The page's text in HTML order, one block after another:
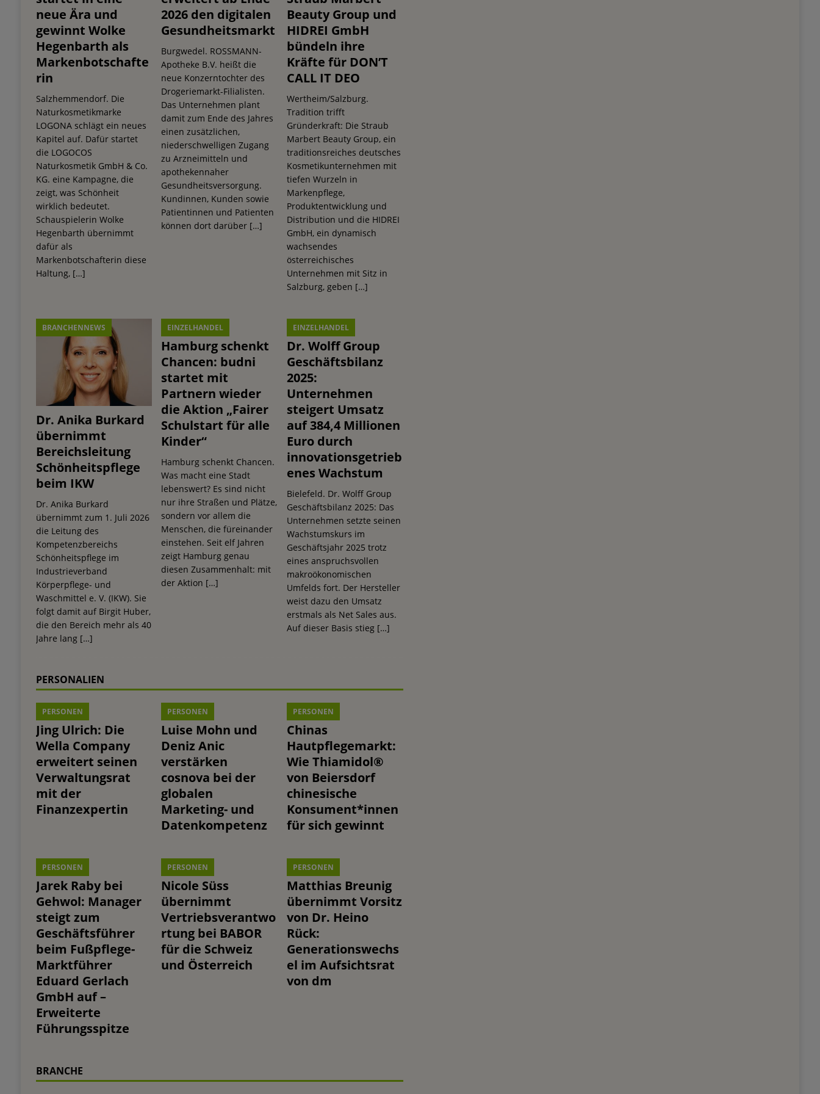
neue Ära und
gewinnt Wolke
Hegenbarth als
Markenbotschafte
rin
Salzhemmendorf. Die
Naturkosmetikmarke
LOGONA schlägt ein neues
Kapitel auf. Dafür startet
die LOGOCOS
Naturkosmetik GmbH & Co.
KG. eine Kampagne, die
zeigt, was Schönheit
wirklich bedeutet.
Schauspielerin Wolke
Hegenbarth übernimmt
dafür als
Markenbotschafterin diese
Haltung, […]
2026 den digitalen
Gesundheitsmarkt
Burgwedel. ROSSMANN-
Apotheke B.V. heißt die
neue Konzerntochter des
Drogeriemarkt-Filialisten.
Das Unternehmen plant
damit zum Ende des Jahres
einen zusätzlichen,
niederschwelligen Zugang
zu Arzneimitteln und
apothekennaher
Gesundheitsversorgung.
Kundinnen, Kunden sowie
Patientinnen und Patienten
können dort darüber […]
Beauty Group und
HIDREI GmbH
bündeln ihre
Kräfte für DON’T
CALL IT DEO
Wertheim/Salzburg.
Tradition trifft
Gründerkraft: Die Straub
Marbert Beauty Group, ein
traditionsreiches deutsches
Kosmetikunternehmen mit
tiefen Wurzeln in
Markenpflege,
Produktentwicklung und
Distribution und die HIDREI
GmbH, ein dynamisch
wachsendes
österreichisches
Unternehmen mit Sitz in
Salzburg, geben […]
BRANCHENNEWS
Dr. Anika Burkard
übernimmt
Bereichsleitung
Schönheitspflege
beim IKW
Dr. Anika Burkard
übernimmt zum 1. Juli 2026
die Leitung des
Kompetenzbereichs
Schönheitspflege im
Industrieverband
Körperpflege- und
Waschmittel e. V. (IKW). Sie
folgt damit auf Birgit Huber,
die den Bereich mehr als 40
Jahre lang […]
EINZELHANDEL
Hamburg schenkt
Chancen: budni
startet mit
Partnern wieder
die Aktion „Fairer
Schulstart für alle
Kinder“
Hamburg schenkt Chancen.
Was macht eine Stadt
lebenswert? Es sind nicht
nur ihre Straßen und Plätze,
sondern vor allem die
Menschen, die füreinander
einstehen. Seit elf Jahren
zeigt Hamburg genau
diesen Zusammenhalt: mit
der Aktion […]
EINZELHANDEL
Dr. Wolff Group
Geschäftsbilanz
2025:
Unternehmen
steigert Umsatz
auf 384,4 Millionen
Euro durch
innovationsgetrieb
enes Wachstum
Bielefeld. Dr. Wolff Group
Geschäftsbilanz 2025: Das
Unternehmen setzte seinen
Wachstumskurs im
Geschäftsjahr 2025 trotz
eines anspruchsvollen
makroökonomischen
Umfelds fort. Der Hersteller
weist dazu den Umsatz
erstmals als Net Sales aus.
Auf dieser Basis stieg […]
PERSONALIEN
PERSONEN
Jing Ulrich: Die
Wella Company
erweitert seinen
Verwaltungsrat
mit der
Finanzexpertin
PERSONEN
Luise Mohn und
Deniz Anic
verstärken
cosnova bei der
globalen
Marketing- und
Datenkompetenz
PERSONEN
Chinas
Hautpflegemarkt:
Wie Thiamidol®
von Beiersdorf
chinesische
Konsument*innen
für sich gewinnt
PERSONEN
Jarek Raby bei
Gehwol: Manager
steigt zum
Geschäftsführer
beim Fußpflege-
Marktführer
Eduard Gerlach
GmbH auf –
Erweiterte
Führungsspitze
PERSONEN
Nicole Süss
übernimmt
Vertriebsverantwo
rtung bei BABOR
für die Schweiz
und Österreich
PERSONEN
Matthias Breunig
übernimmt Vorsitz
von Dr. Heino
Rück:
Generationswechs
el im Aufsichtsrat
von dm
BRANCHE